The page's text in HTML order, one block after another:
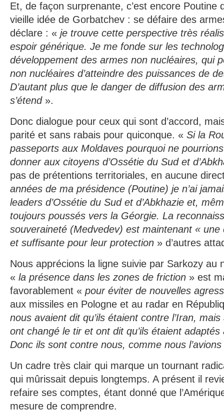
Et, de façon surprenante, c’est encore Poutine
vieille idée de Gorbatchev : se défaire des
déclare : « je trouve cette perspective très
espoir générique. Je me fonde sur les
développement des armes non nucléaires, qui
non nucléaires d’atteindre des puissances de
D’autant plus que le danger de diffusion des
s’étend».
Donc dialogue pour ceux qui sont d’accord,
parité et sans rabais pour quiconque. « Si la
passeports aux Moldaves pourquoi ne
donner aux citoyens d’Ossétie du Sud et
pas de prétentions territoriales, en aucune
années de ma présidence (Poutine) je n’ai
leaders d’Ossétie du Sud et d’Abkhazie et,
toujours poussés vers la Géorgie. La
souveraineté (Medvedev) est maintenant « une
et suffisante pour leur protection » d’autres
Nous apprécions la ligne suivie par Sarkozy au
« la présence dans les zones de friction » est
favorablement « pour éviter de nouvelles
aux missiles en Pologne et au radar en
nous avaient dit qu’ils étaient contre l’Iran,
ont changé le tir et ont dit qu’ils étaient
Donc ils sont contre nous, comme nous
Un cadre très clair qui marque un tournant
qui mûrissait depuis longtemps. A présent il
refaire ses comptes, étant donné que
mesure de comprendre.